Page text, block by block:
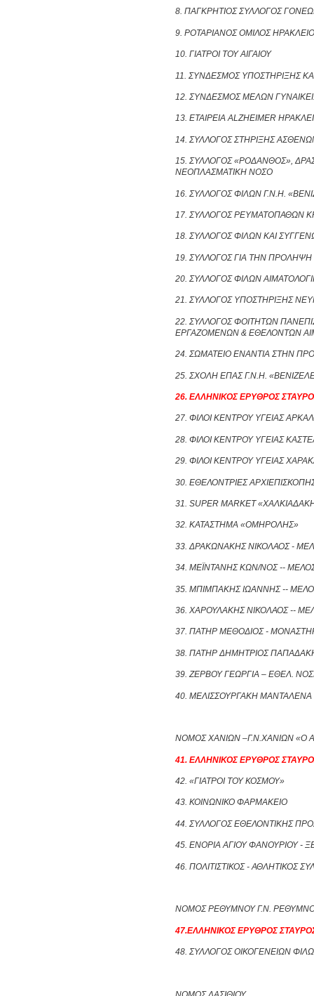
8. ΠΑΓΚΡΗΤΙΟΣ ΣΥΛΛΟΓΟΣ
9. ΡΟΤΑΡΙΑΝΟΣ ΟΜΙΛΟΣ
10. ΓΙΑΤΡΟΙ ΤΟΥ ΑΙΓΑΙΟΥ
11. ΣΥΝΔΕΣΜΟΣ ΥΠΟΣΤΗΡΙΞΗΣ
12. ΣΥΝΔΕΣΜΟΣ ΜΕΛΩΝ
13. ΕΤΑΙΡΕΙΑ ALZHEIMER
14. ΣΥΛΛΟΓΟΣ ΣΤΗΡΙΞΗΣ
15. ΣΥΛΛΟΓΟΣ «ΡΟΔΑΝΘΟΣ»,
ΝΕΟΠΛΑΣΜΑΤΙΚΗ ΝΟΣΟ
16. ΣΥΛΛΟΓΟΣ ΦΙΛΩΝ Γ.Ν.Η.
17. ΣΥΛΛΟΓΟΣ ΡΕΥΜΑΤΟΠΑΘΩΝ
18. ΣΥΛΛΟΓΟΣ ΦΙΛΩΝ ΚΑΙ
19. ΣΥΛΛΟΓΟΣ ΓΙΑ ΤΗΝ
20. ΣΥΛΛΟΓΟΣ ΦΙΛΩΝ
21. ΣΥΛΛΟΓΟΣ ΥΠΟΣΤΗΡΙΞΗΣ
22. ΣΥΛΛΟΓΟΣ ΦΟΙΤΗΤΩΝ
ΕΡΓΑΖΟΜΕΝΩΝ & ΕΘΕΛΟΝΤΩΝ
24. ΣΩΜΑΤΕΙΟ ΕΝΑΝΤΙΑ ΣΤΗΝ
25. ΣΧΟΛΗ ΕΠΑΣ Γ.Ν.Η.
26. ΕΛΛΗΝΙΚΟΣ ΕΡΥΘΡΟΣ
27. ΦΙΛΟΙ ΚΕΝΤΡΟΥ ΥΓΕΙΑΣ
28. ΦΙΛΟΙ ΚΕΝΤΡΟΥ ΥΓΕΙΑΣ
29. ΦΙΛΟΙ ΚΕΝΤΡΟΥ ΥΓΕΙΑΣ
30. ΕΘΕΛΟΝΤΡΙΕΣ
31. SUPER MARKET
32. ΚΑΤΑΣΤΗΜΑ «ΟΜΗΡΟΛΗΣ»
33. ΔΡΑΚΩΝΑΚΗΣ ΝΙΚΟΛΑΟΣ -
34. ΜΕΪΝΤΑΝΗΣ ΚΩΝ/ΝΟΣ --
35. ΜΠΙΜΠΑΚΗΣ ΙΩΑΝΝΗΣ --
36. ΧΑΡΟΥΛΑΚΗΣ ΝΙΚΟΛΑΟΣ --
37. ΠΑΤΗΡ ΜΕΘΟΔΙΟΣ -
38. ΠΑΤΗΡ ΔΗΜΗΤΡΙΟΣ
39. ΖΕΡΒΟΥ ΓΕΩΡΓΙΑ – ΕΘΕΛ.
40. ΜΕΛΙΣΣΟΥΡΓΑΚΗ ΜΑΝΤΑΛΕΝΑ
ΝΟΜΟΣ ΧΑΝΙΩΝ –Γ.Ν.ΧΑΝΙΩΝ «Ο
41. ΕΛΛΗΝΙΚΟΣ ΕΡΥΘΡΟΣ
42. «ΓΙΑΤΡΟΙ ΤΟΥ ΚΟΣΜΟΥ»
43. ΚΟΙΝΩΝΙΚΟ ΦΑΡΜΑΚΕΙΟ
44. ΣΥΛΛΟΓΟΣ ΕΘΕΛΟΝΤΙΚΗΣ
45. ΕΝΟΡΙΑ ΑΓΙΟΥ ΦΑΝΟΥΡΙΟΥ -
46. ΠΟΛΙΤΙΣΤΙΚΟΣ - ΑΘΛΗΤΙΚΟΣ
ΝΟΜΟΣ ΡΕΘΥΜΝΟΥ Γ.Ν.
47.ΕΛΛΗΝΙΚΟΣ ΕΡΥΘΡΟΣ
48. ΣΥΛΛΟΓΟΣ ΟΙΚΟΓΕΝΕΙΩΝ